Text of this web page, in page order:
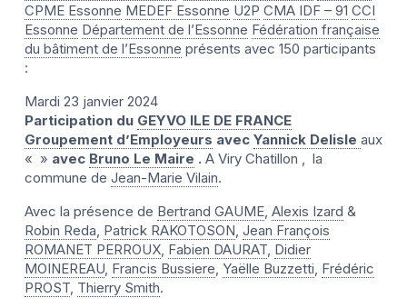
CPME Essonne MEDEF Essonne U2P CMA IDF – 91 CCI
Essonne Département de l’Essonne Fédération française
du bâtiment de l’Essonne présents avec 150 participants
:
Mardi 23 janvier 2024
Participation du GEYVO ILE DE FRANCE
Groupement d’Employeurs avec Yannick Delisle aux
« » avec Bruno Le Maire . A Viry Chatillon , la
commune de Jean-Marie Vilain.
Avec la présence de Bertrand GAUME Alexis Izard &
Robin Reda Patrick RAKOTOSON Jean François
ROMANET PERROUX Fabien DAURAT Didier
MOINEREAU Francis Bussiere Yaëlle Buzzetti Frédéric
PROST Thierry Smith.